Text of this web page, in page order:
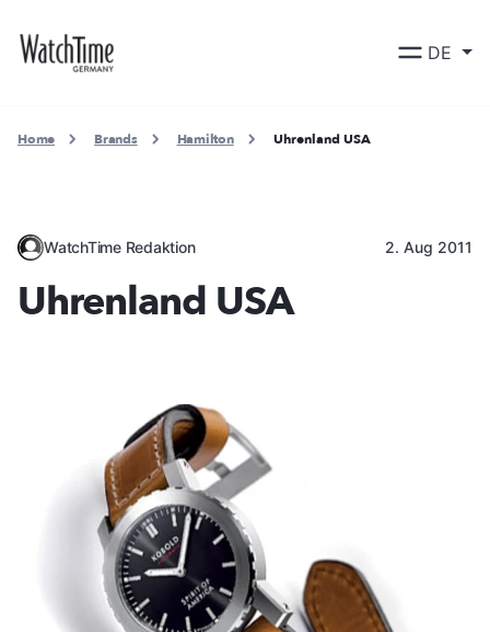
DE
Home Brands Hamilton Uhrenland USA
WatchTime Redaktion 2. Aug 2011
Uhrenland USA